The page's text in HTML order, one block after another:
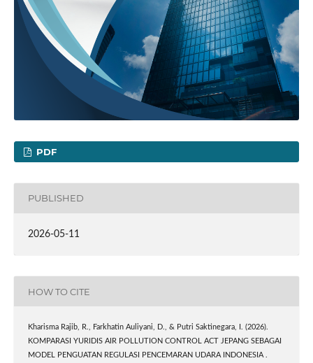
PDF
PUBLISHED
2026-05-11
HOW TO CITE
Kharisma Rajib, R., Farkhatin Auliyani, D., & Putri Saktinegara, I. (2026).
KOMPARASI YURIDIS AIR POLLUTION CONTROL ACT JEPANG SEBAGAI
MODEL PENGUATAN REGULASI PENCEMARAN UDARA INDONESIA .